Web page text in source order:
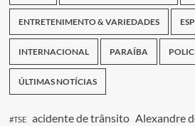
ENTRETENIMENTO & VARIEDADES
INTERNACIONAL PARAÍBA
ÚLTIMAS NOTÍCIAS
#TSE acidente de trânsito Alexandre